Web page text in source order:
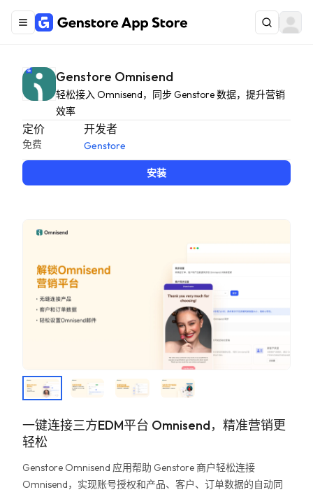
Genstore Omnisend
轻松接入 Omnisend，同步 Genstore 数据，提升营销
效率
定价
免费
开发者
Genstore
安装
一键连接三方EDM平台 Omnisend，精准营销更
轻松
Genstore Omnisend 应用帮助 Genstore 商户轻松连接
Omnisend，实现账号授权和产品、客户、订单数据的自动同